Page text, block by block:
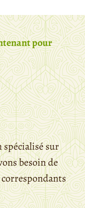
pour
spécialisé sur
besoin de